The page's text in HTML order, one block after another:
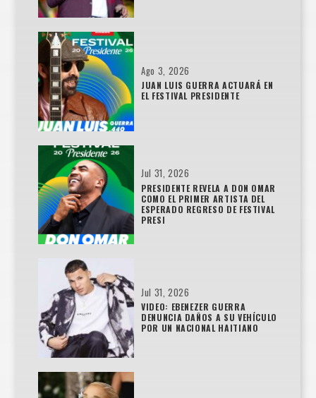
Ago 3, 2026
JUAN LUIS GUERRA ACTUARÁ EN
EL FESTIVAL PRESIDENTE
Jul 31, 2026
PRESIDENTE REVELA A DON OMAR
COMO EL PRIMER ARTISTA DEL
ESPERADO REGRESO DE FESTIVAL
PRESI
Jul 31, 2026
VIDEO: EBENEZER GUERRA
DENUNCIA DAÑOS A SU VEHÍCULO
POR UN NACIONAL HAITIANO